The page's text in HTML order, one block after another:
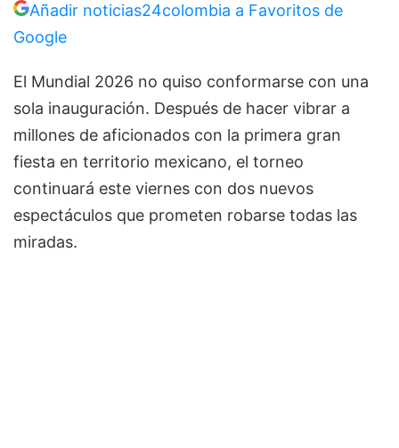
Añadir noticias24colombia a Favoritos de
Google
El Mundial 2026 no quiso conformarse con una
sola inauguración. Después de hacer vibrar a
millones de aficionados con la primera gran
fiesta en territorio mexicano, el torneo
continuará este viernes con dos nuevos
espectáculos que prometen robarse todas las
miradas.